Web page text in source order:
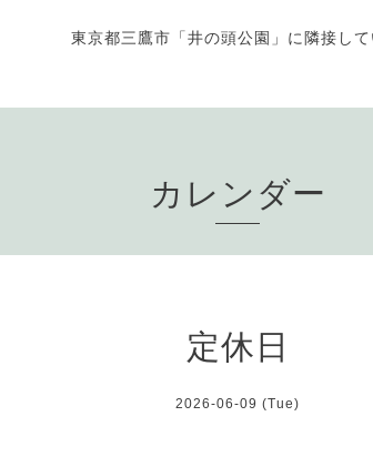
東京都三鷹市「井の頭公園」に隣接し
カレンダー
定休日
2026-06-09 (Tue)